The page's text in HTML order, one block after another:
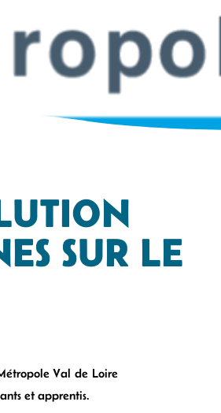
SUR LE
Val de Loire
et apprentis.